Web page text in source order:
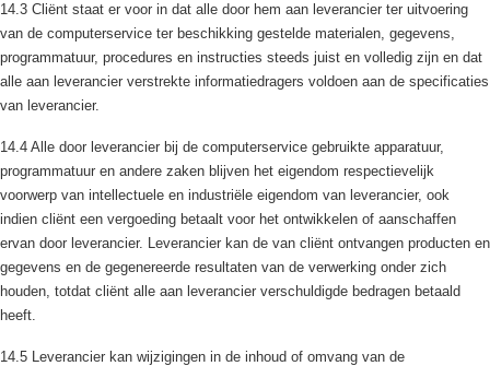
14.3 Cliënt staat er voor in dat alle door hem aan leverancier ter uitvoering
van de computerservice ter beschikking gestelde materialen, gegevens,
programmatuur, procedures en instructies steeds juist en volledig zijn en dat
alle aan leverancier verstrekte informatiedragers voldoen aan de specificaties
van leverancier.
14.4 Alle door leverancier bij de computerservice gebruikte apparatuur,
programmatuur en andere zaken blijven het eigendom respectievelijk
voorwerp van intellectuele en industriële eigendom van leverancier, ook
indien cliënt een vergoeding betaalt voor het ontwikkelen of aanschaffen
ervan door leverancier. Leverancier kan de van cliënt ontvangen producten en
gegevens en de gegenereerde resultaten van de verwerking onder zich
houden, totdat cliënt alle aan leverancier verschuldigde bedragen betaald
heeft.
14.5 Leverancier kan wijzigingen in de inhoud of omvang van de